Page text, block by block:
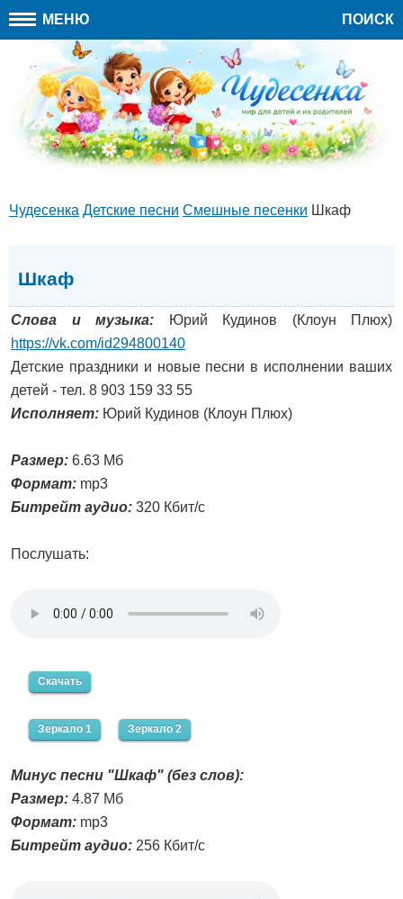
МЕНЮ ПОИСК
Чудесенка Детские песни Cмешные песенки Шкаф
Шкаф
Слова и музыка: Юрий Кудинов (Клоун Плюх)
https://vk.com/id294800140
Детские праздники и новые песни в исполнении ваших
детей - тел. 8 903 159 33 55
Исполняет: Юрий Кудинов (Клоун Плюх)
Размер: 6.63 Мб
Формат: mp3
Битрейт аудио: 320 Кбит/с
Послушать:
Скачать
Зеркало 1 Зеркало 2
Минус песни "Шкаф" (без слов):
Размер: 4.87 Мб
Формат: mp3
Битрейт аудио: 256 Кбит/с